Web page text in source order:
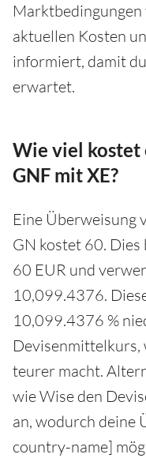
aktuellen Kosten
informiert, damit
erwartet.
Wie viel kostet
GNF mit XE?
Eine Überweisung
GN kostet 60.
60 EUR und
10,099.4376.
10,099.4376 %
Devisenmittelkurs,
teurer macht.
wie Wise den
an, wodurch deine
country-name]